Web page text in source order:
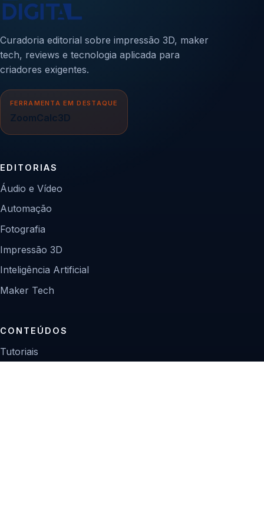
Curadoria editorial sobre impressão 3D, maker
tech, reviews e tecnologia aplicada para
criadores exigentes.
FERRAMENTA EM DESTAQUE
ZoomCalc3D
EDITORIAS
Áudio e Vídeo
Automação
Fotografia
Impressão 3D
Inteligência Artificial
Maker Tech
CONTEÚDOS
Tutoriais